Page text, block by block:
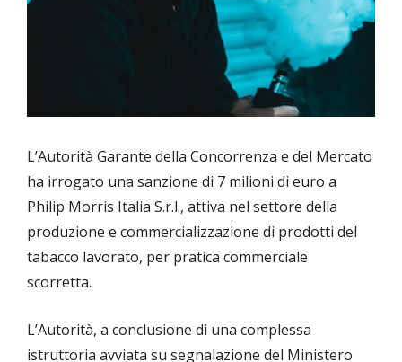
L’Autorità Garante della Concorrenza e del Mercato
ha irrogato una sanzione di 7 milioni di euro a
Philip Morris Italia S.r.l., attiva nel settore della
produzione e commercializzazione di prodotti del
tabacco lavorato, per pratica commerciale
scorretta.
L’Autorità, a conclusione di una complessa
istruttoria avviata su segnalazione del Ministero